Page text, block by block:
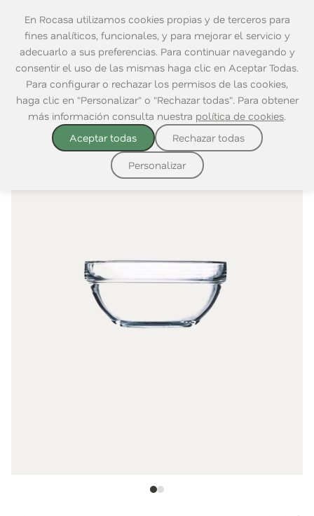
En Rocasa utilizamos cookies propias y de terceros para
fines analíticos, funcionales, y para mejorar el servicio y
adecuarlo a sus preferencias. Para continuar navegando y
consentir el uso de las mismas haga clic en Aceptar Todas.
Para configurar o rechazar los permisos de las cookies,
haga clic en "Personalizar" o "Rechazar todas". Para obtener
más información consulta nuestra política de cookies.
Aceptar todas
Rechazar todas
Personalizar
Home|Mesa|Para Comer Bowls